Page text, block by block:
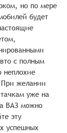
но по мере
будет
с полным
неплохие
желании
уже на
ВАЗ можно
эту
успешных